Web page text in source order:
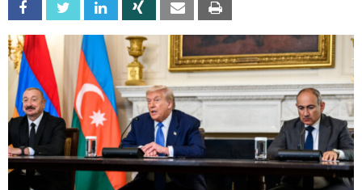
Facebook Twitter Linkedin Xing Email